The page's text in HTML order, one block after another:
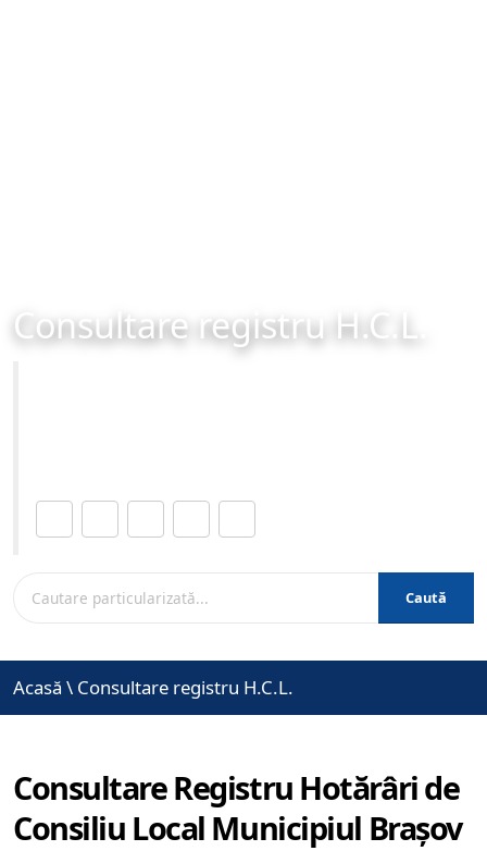
Consultare registru H.C.L.
Caută
Acasă \ Consultare registru H.C.L.
Consultare Registru Hotărâri de
Consiliu Local Municipiul Brașov